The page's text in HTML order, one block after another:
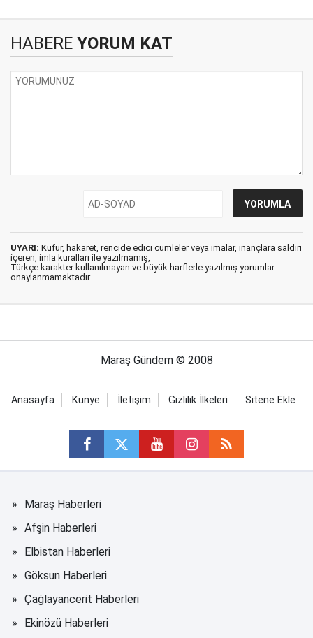
HABERE YORUM KAT
UYARI: Küfür, hakaret, rencide edici cümleler veya imalar, inançlara saldırı
içeren, imla kuralları ile yazılmamış,
Türkçe karakter kullanılmayan ve büyük harflerle yazılmış yorumlar
onaylanmamaktadır.
Maraş Gündem © 2008
Anasayfa Künye İletişim Gizlilik İlkeleri Sitene Ekle
Maraş Haberleri
Afşin Haberleri
Elbistan Haberleri
Göksun Haberleri
Çağlayancerit Haberleri
Ekinözü Haberleri